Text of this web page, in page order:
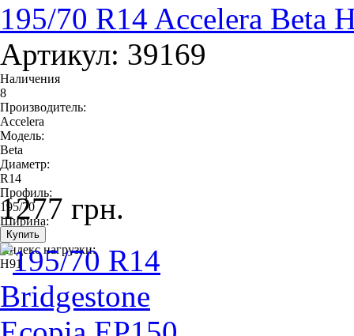
195/70 R14 Accelera Beta
Артикул: 39169
Наличения
8
Производитель:
Accelera
Модель:
Beta
Диаметр:
R14
Профиль:
195/70
Ширина:
195
Индекс нагрузки:
H91
1277 грн.